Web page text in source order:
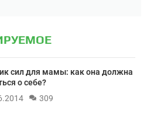
сил для мамы: как она должна
о себе?
309